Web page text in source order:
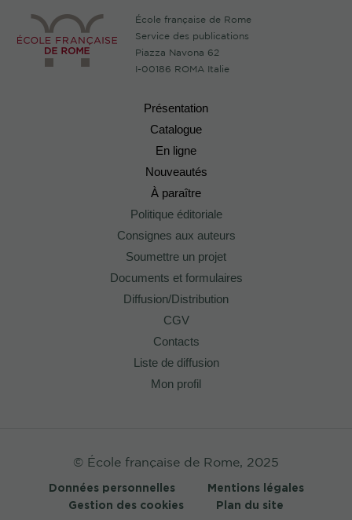
École française de Rome
Service des publications
Piazza Navona 62
I-00186 ROMA Italie
Présentation
Catalogue
En ligne
Nouveautés
À paraître
Politique éditoriale
Consignes aux auteurs
Soumettre un projet
Documents et formulaires
Diffusion/Distribution
CGV
Contacts
Liste de diffusion
Mon profil
© École française de Rome, 2025
Données personnelles
Mentions légales
Gestion des cookies
Plan du site